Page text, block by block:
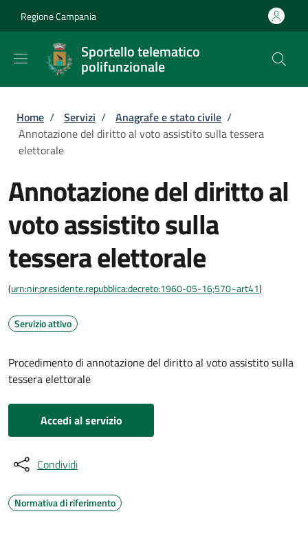
Regione Campania
Sportello telematico
polifunzionale
Briciole di pane
Home / Servizi / Anagrafe e stato civile /
Annotazione del diritto al voto assistito sulla tessera
elettorale
Annotazione del diritto al
voto assistito sulla
tessera elettorale
(urn:nir:presidente.repubblica:decreto:1960-05-16;570~art41)
Servizio attivo
Procedimento di annotazione del diritto al voto assistito sulla
tessera elettorale
Accedi al servizio
Condividi
Normativa di riferimento